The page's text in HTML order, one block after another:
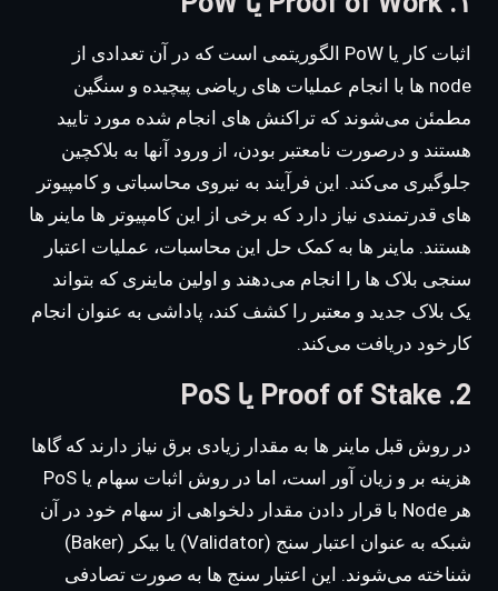
اثبات کار یا PoW الگوریتمی است که در آن تعدادی از
node ها با انجام عملیات های ریاضی پیچیده و سنگین
مطمئن می‌شوند که تراکنش های انجام شده مورد تایید
هستند و درصورت نامعتبر بودن، از ورود آنها به بلاکچین
جلوگیری می‌کند. این فرآیند به نیروی محاسباتی و کامپیوتر
های قدرتمندی نیاز دارد که برخی از این کامپیوتر ها ماینر ها
هستند. ماینر ها به کمک حل این محاسبات، عملیات اعتبار
سنجی بلاک ها را انجام می‌دهند و اولین ماینری که بتواند
یک بلاک جدید و معتبر را کشف کند، پاداشی به عنوان انجام
کارخود دریافت می‌کند.
2. Proof of Stake یا PoS
در روش قبل ماینر ها به مقدار زیادی برق نیاز دارند که گاها
هزینه بر و زیان آور است، اما در روش اثبات سهام یا PoS
هر Node با قرار دادن مقدار دلخواهی از سهام خود در آن
شبکه به عنوان اعتبار سنج (Validator) یا بیکر (Baker)
شناخته می‌شوند. این اعتبار سنج ها به صورت تصادفی